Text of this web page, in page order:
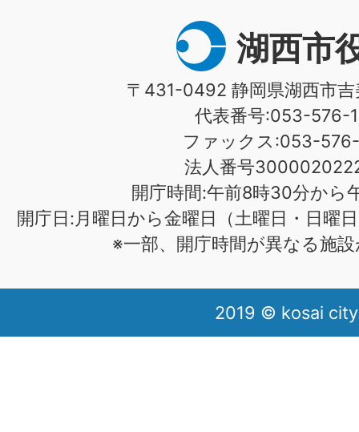
湖西市
〒431-0492 静岡県湖西市
代表番号:053-576-
ファックス:053-576-
法人番号
開庁時間:午前8時30分から
開庁日:月曜日から金曜日（土曜日・日曜
※一部、開庁時間が異なる施
2019 © kosai